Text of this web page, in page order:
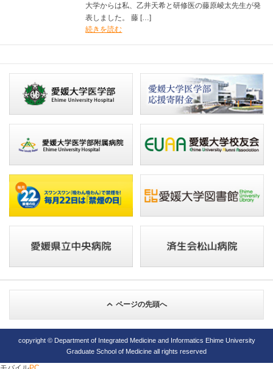
大学からは私、乙井天希と研修医の藤原崚太先生が発
表しました。 藤 […]
続きを読む
ページの先頭へ
copyright © Department of Integrated Medicine and Informatics Ehime University
Graduate School of Medicine all rights reserved